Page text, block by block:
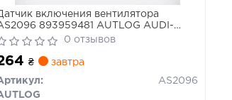
включения вентилятора
893959481 AUTLOG AUDI-
Skoda. VW
0 отзывов
₴ завтра
AS2096